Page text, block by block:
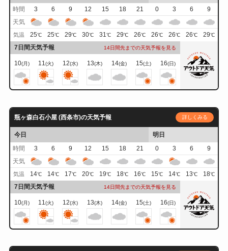
時間
3 6 9 12 15 18 21 0 3 6
9
天気
気温 25℃ 25℃ 29℃ 30℃ 31℃ 29℃ 26℃ 26℃ 26℃ 26℃ 29℃
7日間天気予報 14日間先までの天気予報を見る
10(月) 11(火) 12(水) 13(木) 14(金) 15(土) 16(日)
瓶ヶ森白石小屋 (西条市)の天気予報 詳しくみる
今日
明日
時間
3 6 9 12 15 18 21 0 3 6
9
天気
気温 14℃ 14℃ 17℃ 20℃ 19℃ 18℃ 16℃ 15℃ 14℃ 13℃ 18℃
7日間天気予報 14日間先までの天気予報を見る
10(月) 11(火) 12(水) 13(木) 14(金) 15(土) 16(日)